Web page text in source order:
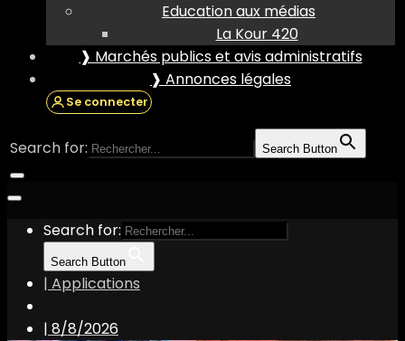
Education aux médias
La Kour 420
❱ Marchés publics et avis administratifs
❱ Annonces légales
Se connecter
Search for: Search Button
Search for:
Search Button
| Applications
| 8/8/2026